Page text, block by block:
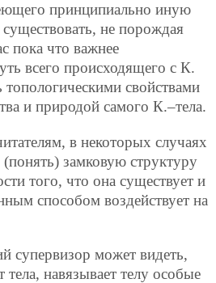
принципиально иную
не порождая
пока что важнее
всего происходящего с К.
свойствами
и природой самого К.–тела.
в некоторых случаях
(понять) замковую структуру
того, что она существует и
способом воздействует на
супервизор может видеть,
тела, навязывает телу особые